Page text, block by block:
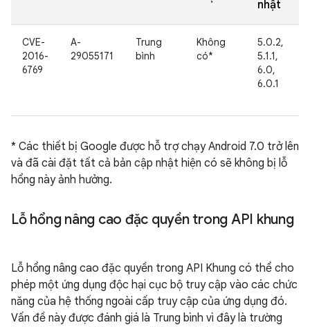
nhật
CVE-
2016-
6769
A-
29055171
Trung
bình
Không
có*
5.0.2,
5.1.1,
6.0,
6.0.1
* Các thiết bị Google được hỗ trợ chạy Android 7.0 trở lên
và đã cài đặt tất cả bản cập nhật hiện có sẽ không bị lỗ
hổng này ảnh hưởng.
Lỗ hổng nâng cao đặc quyền trong API khung
Lỗ hổng nâng cao đặc quyền trong API Khung có thể cho
phép một ứng dụng độc hại cục bộ truy cập vào các chức
năng của hệ thống ngoài cấp truy cập của ứng dụng đó.
Vấn đề này được đánh giá là Trung bình vì đây là trường